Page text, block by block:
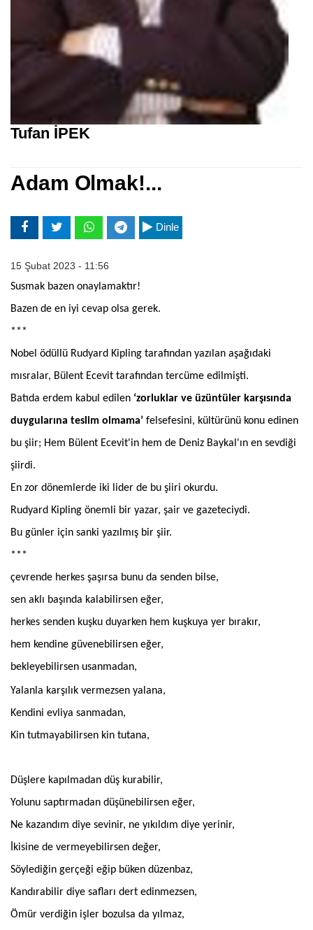
Tufan İPEK
Adam Olmak!...
Dinle
15 Şubat 2023 - 11:56
Susmak bazen onaylamaktır!
Bazen de en iyi cevap olsa gerek.
***
Nobel ödüllü Rudyard Kipling tarafından yazılan aşağıdaki
mısralar, Bülent Ecevit tarafından tercüme edilmişti.
Batıda erdem kabul edilen ‘zorluklar ve üzüntüler karşısında
duygularına teslim olmama’ felsefesini, kültürünü konu edinen
bu şiir; Hem Bülent Ecevit'in hem de Deniz Baykal'ın en sevdiği
şiirdi.
En zor dönemlerde iki lider de bu şiiri okurdu.
Rudyard Kipling önemli bir yazar, şair ve gazeteciydi.
Bu günler için sanki yazılmış bir şiir.
***
çevrende herkes şaşırsa bunu da senden bilse,
sen aklı başında kalabilirsen eğer,
herkes senden kuşku duyarken hem kuşkuya yer bırakır,
hem kendine güvenebilirsen eğer,
bekleyebilirsen usanmadan,
Yalanla karşılık vermezsen yalana,
Kendini evliya sanmadan,
Kin tutmayabilirsen kin tutana,
Düşlere kapılmadan düş kurabilir,
Yolunu saptırmadan düşünebilirsen eğer,
Ne kazandım diye sevinir, ne yıkıldım diye yerinir,
İkisine de vermeyebilirsen değer,
Söylediğin gerçeği eğip büken düzenbaz,
Kandırabilir diye safları dert edinmezsen,
Ömür verdiğin işler bozulsa da yılmaz,